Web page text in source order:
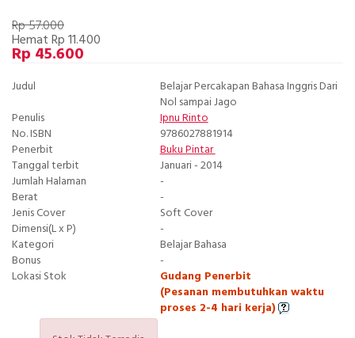
Rp 57.000
Hemat Rp 11.400
Rp 45.600
Judul
Belajar Percakapan Bahasa Inggris Dari
Nol sampai Jago
Penulis
Ipnu Rinto
No. ISBN
9786027881914
Penerbit
Buku Pintar
Tanggal terbit
Januari - 2014
Jumlah Halaman
-
Berat
-
Jenis Cover
Soft Cover
Dimensi(L x P)
-
Kategori
Belajar Bahasa
Bonus
-
Lokasi Stok
Gudang Penerbit
(Pesanan membutuhkan waktu
proses 2-4 hari kerja)